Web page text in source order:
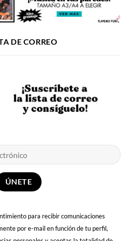
DE CORREO
para recibir comunicaciones
por e-mail en función de tu perfil,